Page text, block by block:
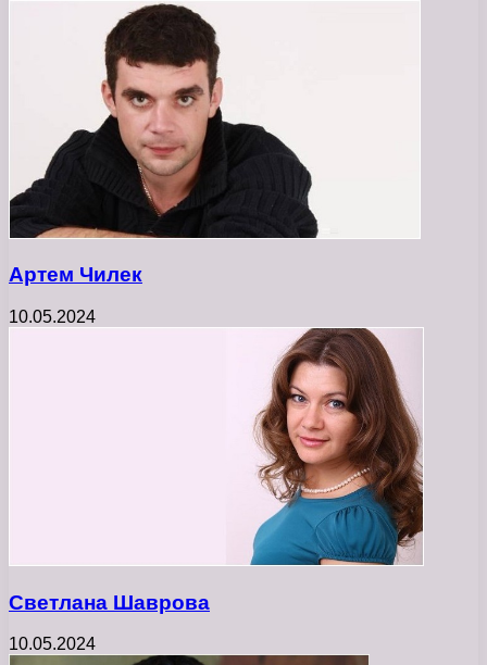
Артем Чилек
10.05.2024
Светлана Шаврова
10.05.2024